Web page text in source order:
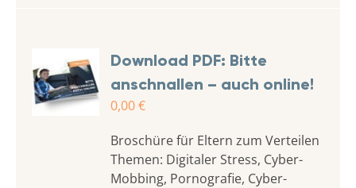
Download PDF: Bitte
anschnallen – auch online!
0,00€
Broschüre für Eltern zum Verteilen
Themen: Digitaler Stress, Cyber-
Mobbing, Pornografie, Cyber-